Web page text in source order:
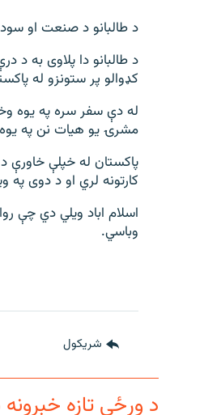
د طالبانو د صنعت او
د طالبانو دا پلاوی به
کډوالو پر ستونزو له
له دې سفر سره په یوه
مشرۍ یو هیات نن په
پاکستان له خپلې
کارتونه لري او د دوی
اسلام اباد ویلي دي چې
وباسي.
شريکول
د ورځې تازه خبرونه